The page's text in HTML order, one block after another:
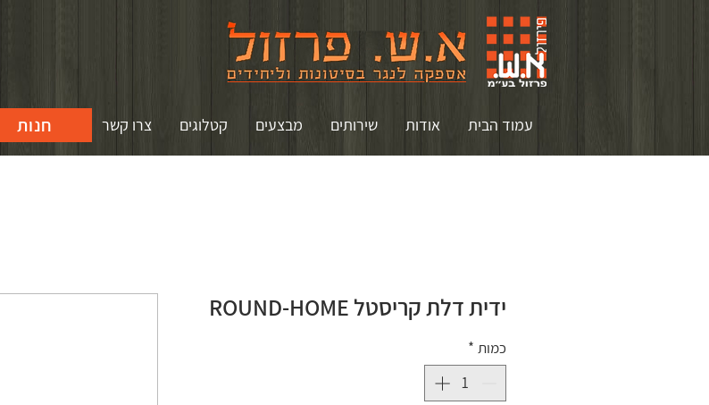
חנות עמוד הבית אודות שירותים מבצעים קטלוגים צרו קשר
ידית דלת קריסטל ROUND-HOME
כמות *